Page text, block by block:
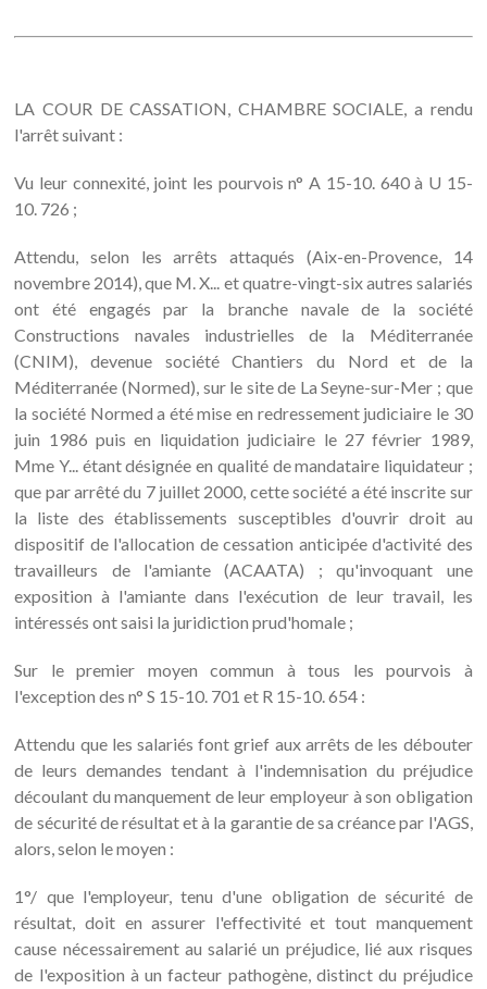
LA COUR DE CASSATION, CHAMBRE SOCIALE, a rendu
l'arrêt suivant :
Vu leur connexité, joint les pourvois n° A 15-10. 640 à U 15-
10. 726 ;
Attendu, selon les arrêts attaqués (Aix-en-Provence, 14
novembre 2014), que M. X... et quatre-vingt-six autres salariés
ont été engagés par la branche navale de la société
Constructions navales industrielles de la Méditerranée
(CNIM), devenue société Chantiers du Nord et de la
Méditerranée (Normed), sur le site de La Seyne-sur-Mer ; que
la société Normed a été mise en redressement judiciaire le 30
juin 1986 puis en liquidation judiciaire le 27 février 1989,
Mme Y... étant désignée en qualité de mandataire liquidateur ;
que par arrêté du 7 juillet 2000, cette société a été inscrite sur
la liste des établissements susceptibles d'ouvrir droit au
dispositif de l'allocation de cessation anticipée d'activité des
travailleurs de l'amiante (ACAATA) ; qu'invoquant une
exposition à l'amiante dans l'exécution de leur travail, les
intéressés ont saisi la juridiction prud'homale ;
Sur le premier moyen commun à tous les pourvois à
l'exception des n° S 15-10. 701 et R 15-10. 654 :
Attendu que les salariés font grief aux arrêts de les débouter
de leurs demandes tendant à l'indemnisation du préjudice
découlant du manquement de leur employeur à son obligation
de sécurité de résultat et à la garantie de sa créance par l'AGS,
alors, selon le moyen :
1°/ que l'employeur, tenu d'une obligation de sécurité de
résultat, doit en assurer l'effectivité et tout manquement
cause nécessairement au salarié un préjudice, lié aux risques
de l'exposition à un facteur pathogène, distinct du préjudice